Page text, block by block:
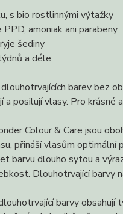
s bio rostlinnými výtažky
PPD, amoniak ani parabeny
šediny
a déle
dlouhotrvajících barev bez
a posilují vlasy. Pro
Colour & Care jsou
přináší vlasům optimální
barvu dlouho sytou a
Dlouhotrvající barvy
barvy obsahují